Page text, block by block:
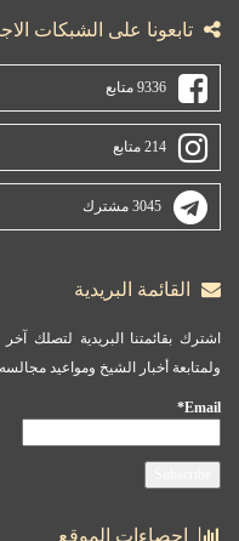
تابعونا على الشبكات
9336 متابع
214 متابع
3045 مشترك
القائمة البريدية
اشترك بقائمتنا البريدية لتصلك
ولمتابعة أخبار الشيخ ومواعيد مجالسه
Email*
احصاءات الموقع